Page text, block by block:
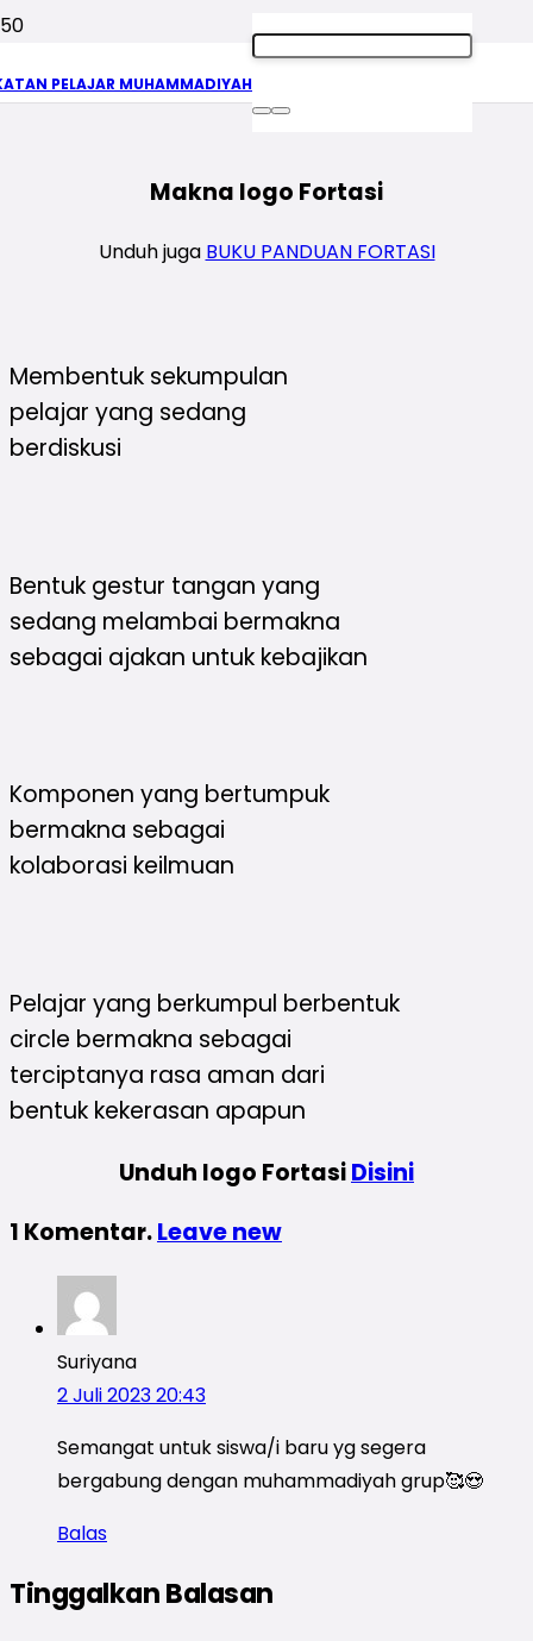
PELAJAR MUHAMMADIYAH
Makna logo Fortasi
Unduh juga BUKU PANDUAN FORTASI
Membentuk sekumpulan
pelajar yang sedang
berdiskusi
Bentuk gestur tangan yang
sedang melambai bermakna
sebagai ajakan untuk kebajikan
Komponen yang bertumpuk
bermakna sebagai
kolaborasi keilmuan
Pelajar yang berkumpul berbentuk
circle bermakna sebagai
terciptanya rasa aman dari
bentuk kekerasan apapun
Unduh logo FortasiDisini
1 Komentar.Leave new
Suriyana
2 Juli 2023 20:43
Semangat untuk siswa/i baru yg segera
bergabung dengan muhammadiyah grup🥰😍
Balas
Tinggalkan Balasan